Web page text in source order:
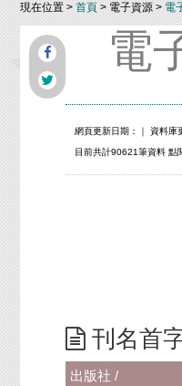
現在位置 >首頁> 電子資源 >電
電
網頁更新日期： ｜ 資料
目前共計90621筆資料 點
刊名首
出版社 /